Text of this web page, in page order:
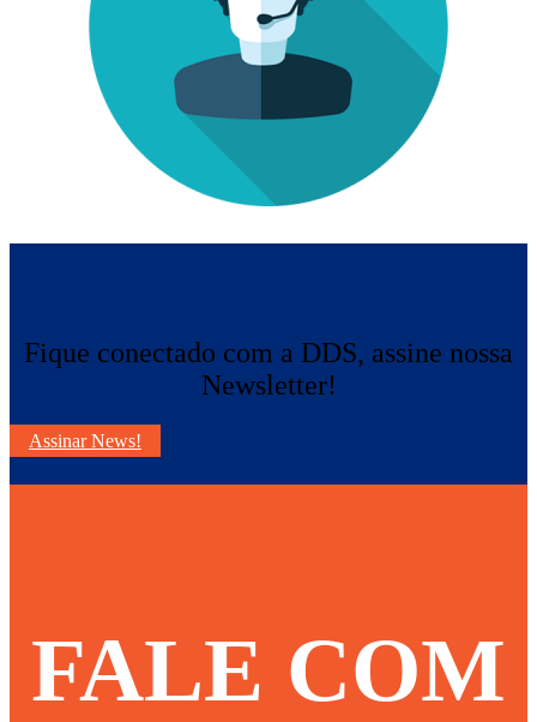
Fique conectado com a DDS, assine nossa
Newsletter!
Assinar News!
FALE COM